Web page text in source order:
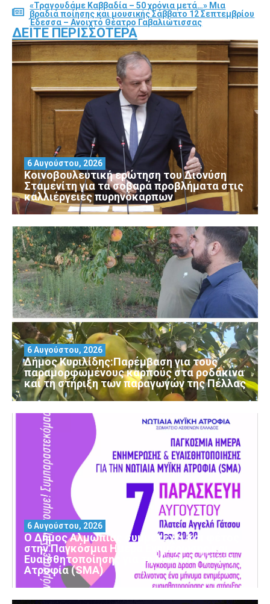
«Τραγουδάμε Καββαδία – 50 χρόνια μετά…» Μια
βραδιά ποίησης και μουσικής Σάββατο 12 Σεπτεμβρίου
Έδεσσα – Ανοιχτό Θέατρο Γαβαλιώτισσας
ΔΕΊΤΕ ΠΕΡΙΣΣΌΤΕΡΑ
Κοινοβουλευτική ερώτηση του Διονύση
Σταμενίτη για τα σοβαρά προβλήματα στις
καλλιέργειες πυρηνόκαρπων
6 Αυγούστου, 2026
Δήμος Κυριλίδης:Παρέμβαση για τους
παραμορφωμένους καρπούς στα ροδάκινα
και τη στήριξη των παραγωγών της Πέλλας
6 Αυγούστου, 2026
Ο Δήμος Αλμωπίας συμμετέχει και φέτος
στην Παγκόσμια Ημέρα Ενημέρωσης και
Ευαισθητοποίησης για τη Νωτιαία Μυϊκή
Ατροφία (SMA)
6 Αυγούστου, 2026